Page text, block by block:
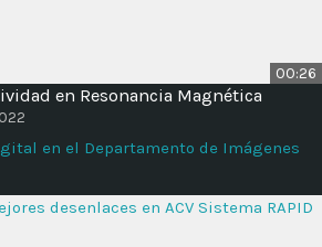
00:26
en Resonancia Magnética
en el Departamento de Imágenes